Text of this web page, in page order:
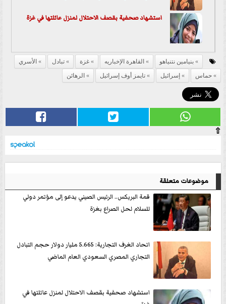
استشهاد صحفية بقصف الاحتلال لمنزل عائلتها في غزة
بنيامين نتنياهو القاهرة الإخباريه غزة تبادل
الأسري
حماس
إسرائيل تايمز أوف إسرائيل الرهائن
⇧
موضوعات متعلقة
قمة البريكس.. الرئيس الصيني يدعو إلى مؤتمر دولي
للسلام لحل الصراع بغزة
اتحاد الغرف التجارية: 5.665 مليار دولار حجم التبادل
التجاري المصري السعودي العام الماضي
استشهاد صحفية بقصف الاحتلال لمنزل عائلتها في